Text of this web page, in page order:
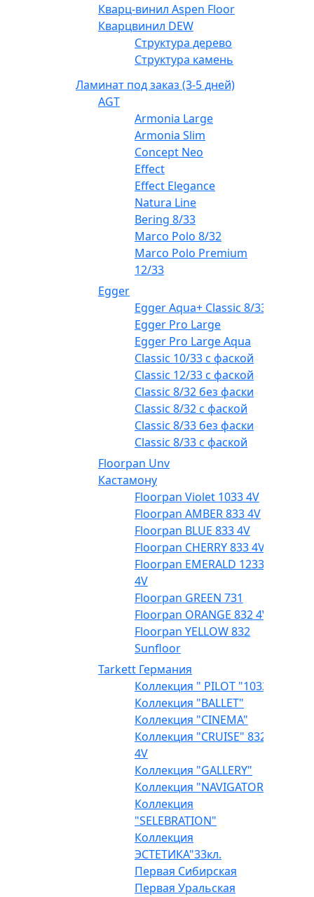
Кварц-винил Aspen Floor
Кварцвинил DEW
Структура дерево
Структура камень
Ламинат под заказ (3-5 дней)
AGT
Armonia Large
Armonia Slim
Concept Neo
Effect
Effect Elegance
Natura Line
Bering 8/33
Marco Polo 8/32
Marco Polo Premium
12/33
Egger
Egger Aqua+ Classic 8/33
Egger Pro Large
Egger Pro Large Aqua
Classic 10/33 с фаской
Classic 12/33 с фаской
Classic 8/32 без фаски
Classic 8/32 с фаской
Classic 8/33 без фаски
Classic 8/33 с фаской
Floorpan Unv
Кастамону
Floorpan Violet 1033 4V
Floorpan AMBER 833 4V
Floorpan BLUE 833 4V
Floorpan CHERRY 833 4V
Floorpan EMERALD 1233
4V
Floorpan GREEN 731
Floorpan ORANGE 832 4V
Floorpan YELLOW 832
Sunfloor
Tarkett Германия
Коллекция " PILOT "1033
Коллекция "BALLET"
Коллекция "CINEMA"
Коллекция "CRUISE" 832
4V
Коллекция "GALLERY"
Коллекция "NAVIGATOR"
Коллекция
"SELEBRATION"
Коллекция
ЭСТЕТИКА"33кл.
Первая Сибирская
Первая Уральская